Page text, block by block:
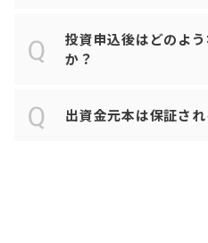
投資申込後はどのよ
か？
出資金元本は保証さ